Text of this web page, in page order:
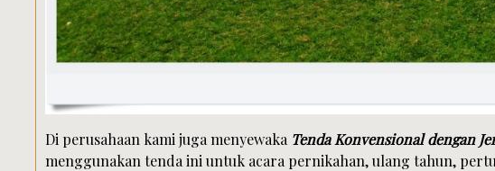
Di perusahaan kami juga menyewaka Tenda Konvensional dengan
menggunakan tenda ini untuk acara pernikahan, ulang tahun,